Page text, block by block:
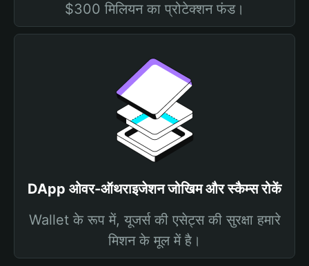
$300 मिलियन का प्रोटेक्शन फंड।
DApp ओवर-ऑथराइजेशन जोखिम और स्कैम्स रोकें
Wallet के रूप में, यूजर्स की एसेट्स की सुरक्षा हमारे
मिशन के मूल में है।